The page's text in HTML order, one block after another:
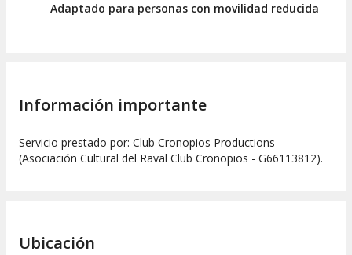
Adaptado para personas con movilidad reducida
Información importante
Servicio prestado por: Club Cronopios Productions
(Asociación Cultural del Raval Club Cronopios - G66113812).
Ubicación